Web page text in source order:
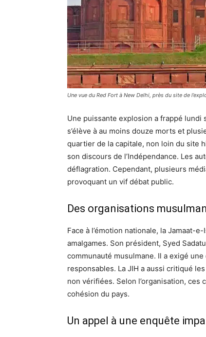
Une vue du Red Fort à New Delhi, près du site de
Une puissante explosion a frappé lundi
s’élève à au moins douze morts et
quartier de la capitale, non loin du site
son discours de l’Indépendance. Les
déflagration. Cependant, plusieurs
provoquant un vif débat public.
Des organisations
Face à l’émotion nationale, la Jamaat-
amalgames. Son président, Syed
communauté musulmane. Il a exigé
responsables. La JIH a aussi critiqué
non vérifiées. Selon l’organisation,
cohésion du pays.
Un appel à une enquête